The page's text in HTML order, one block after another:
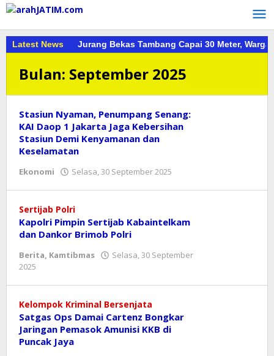
Lewati
konten
Latest News Jurang Bekas Tambang Capai 30 Meter,
Bulan: September 2025
Stasiun Nyaman, Penumpang Senang:
KAI Daop 1 Jakarta Jaga Kebersihan
Stasiun Demi Kenyamanan dan
Keselamatan
Ekonomi Selasa, 30 September 2025
Sertijab Polri
Kapolri Pimpin Sertijab Kabaintelkam
dan Dankor Brimob Polri
Berita, Kamtibmas
Selasa, 30 September
2025
Kelompok Kriminal Bersenjata
Satgas Ops Damai Cartenz Bongkar
Jaringan Pemasok Amunisi KKB di
Puncak Jaya